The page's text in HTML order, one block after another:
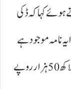
کہا کہ ڈکی
کرائے پر لیا، 11 ماہ کا کرایہ نامہ موجود ہے
جس میں واضح طور پر درج ہے کہ یہ مکان ماہانہ 4 لاکھ 50 ہزار روپے